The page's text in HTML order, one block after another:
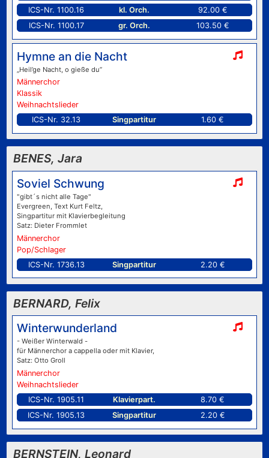
ICS-Nr. 1100.16
kl. Orch.
92.00 €
ICS-Nr. 1100.17
gr. Orch. 103.50 €
Hymne an die Nacht
„Heil’ge Nacht, o gieße du”
Männerchor
Klassik
Weihnachtslieder
ICS-Nr. 32.13
Singpartitur 1.60 €
BENES, Jara
Soviel Schwung
"gibt´s nicht alle Tage"
Evergreen, Text Kurt Feltz,
Singpartitur mit Klavierbegleitung
Satz: Dieter Frommlet
Männerchor
Pop/Schlager
ICS-Nr. 1736.13
Singpartitur 2.20 €
BERNARD, Felix
Winterwunderland
- Weißer Winterwald -
für Männerchor a cappella oder mit Klavier,
Satz: Otto Groll
Männerchor
Weihnachtslieder
ICS-Nr. 1905.11
Klavierpart.
8.70 €
ICS-Nr. 1905.13
Singpartitur 2.20 €
BERNSTEIN, Leonard